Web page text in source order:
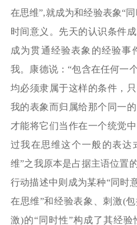
在思维”,就成为和经验表象“
时间意义。先天的认识条件
成为贯通经验表象的经验事
我。康德说：“包含在任何一
均必须隶属于这样的条件，
我的表象而归属给那个同一
才能将它们当作在一个统觉
过我在思维这个一般的表达
维”之我原本是占据主语位置
行动描述中则成为某种“同时
在思维”和经验表象、刺激(
激)的“同时性”构成了其经